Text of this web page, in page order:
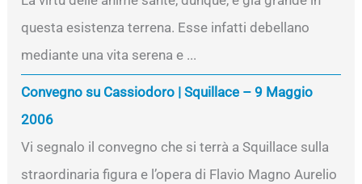
questa esistenza terrena. Esse infatti debellano
mediante una vita serena e ...
Convegno su Cassiodoro | Squillace – 9 Maggio
2006
Vi segnalo il convegno che si terrà a Squillace sulla
straordinaria figura e l’opera di Flavio Magno Aurelio